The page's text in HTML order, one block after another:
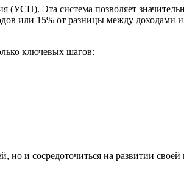
Эта система позволяет
или 15% от разницы между доходами
ключевых шагов:
но и сосредоточиться на развитии